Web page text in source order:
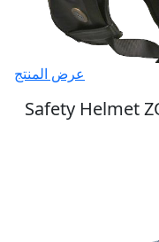
عرض المنتج
Safety Helmet